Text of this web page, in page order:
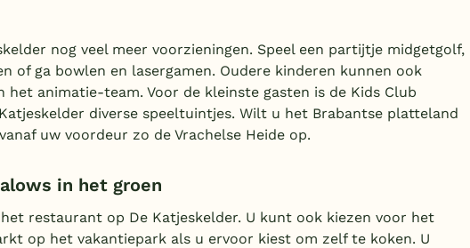
nog veel meer voorzieningen. Speel een partijtje midgetgolf,
of ga bowlen en lasergamen. Oudere kinderen kunnen ook
animatie-team. Voor de kleinste gasten is de Kids Club
diverse speeltuintjes. Wilt u het Brabantse platteland
uw voordeur zo de Vrachelse Heide op.
in het groen
restaurant op De Katjeskelder. U kunt ook kiezen voor het
op het vakantiepark als u ervoor kiest om zelf te koken. U